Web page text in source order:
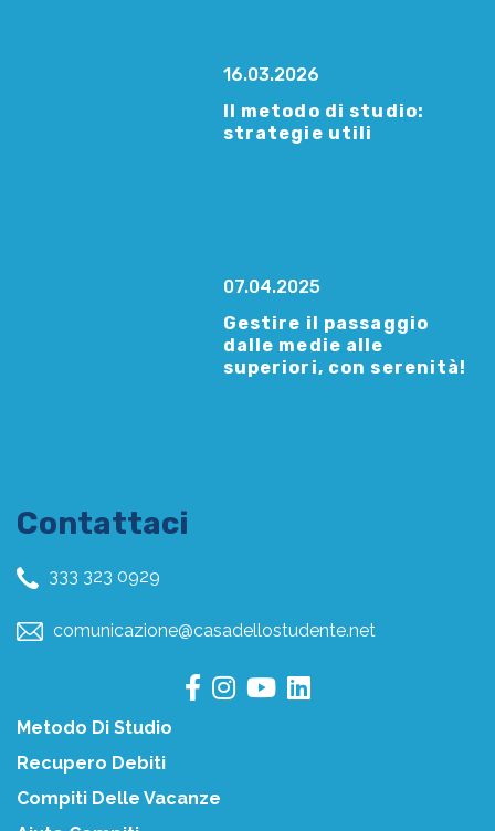
16.03.2026
Il metodo di studio:
strategie utili
07.04.2025
Gestire il passaggio
dalle medie alle
superiori, con serenità!
Contattaci
333 323 0929
comunicazione@casadellostudente.net
Metodo Di Studio
Recupero Debiti
Compiti Delle Vacanze